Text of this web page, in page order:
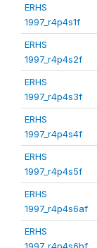
ERHS
1997_r4p4s1f
ERHS
1997_r4p4s2f
ERHS
1997_r4p4s3f
ERHS
1997_r4p4s4f
ERHS
1997_r4p4s5f
ERHS
1997_r4p4s6af
ERHS
1997_r4p4s6bf